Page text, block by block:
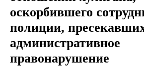
оскорбившего
полиции,
административное
правонарушение